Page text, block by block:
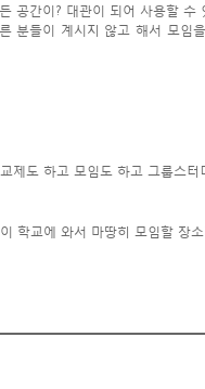
공간이? 대관이 되어 사용할 수
분들이 계시지 않고 해서 모임
도 하고 모임도 하고 그룹스터
학교에 와서 마땅히 모임할 장